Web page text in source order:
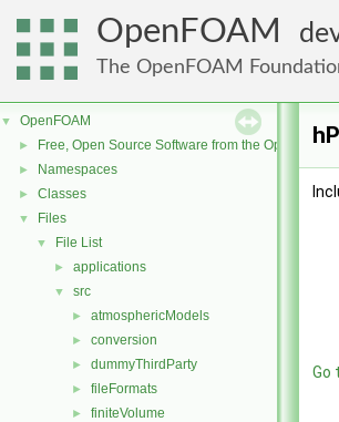
OpenFOAM
The OpenFOAM
▼ OpenFOAM
► Free, Open Source Software from the OpenFOAM
► Namespaces
► Classes
▼ Files
▼ File List
► applications
▼ src
► atmosphericModels
► conversion
► dummyThirdParty
► fileFormats
► finiteVolume
Go